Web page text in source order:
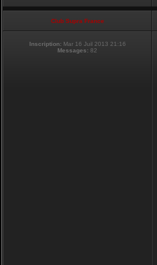
Club Supra France
Inscription: Mar 16 Juil 2013 21:16
Messages: 82